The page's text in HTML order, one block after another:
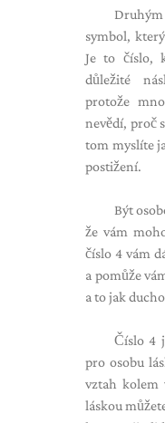
symbol,
Je to číslo,
důležité
protože
nevědí, proč
tom myslíte
postižení.
Být
že vám
číslo 4 vám
a pomůže
a to jak
Číslo 4
pro osobu
vztah kolem
láskou